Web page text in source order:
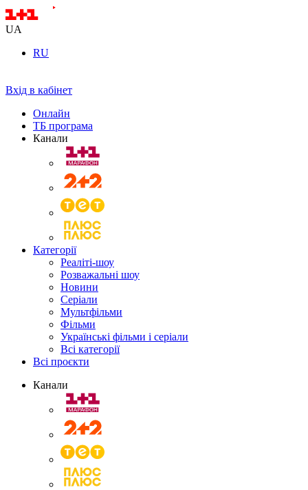
UA
RU
Вхід в кабінет
Онлайн
ТБ програма
Канали
Категорії
Реаліті-шоу
Розважальні шоу
Новини
Серіали
Мультфільми
Фільми
Українські фільми і серіали
Всі категорії
Всі проєкти
Канали